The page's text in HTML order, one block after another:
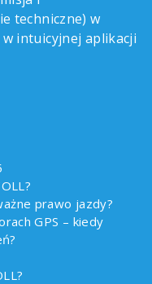
techniczne) w
intuicyjnej aplikacji
prawo jazdy?
GPS – kiedy